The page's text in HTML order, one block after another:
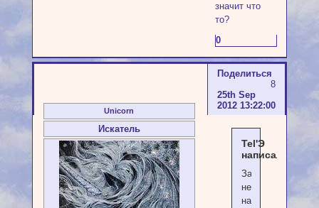
значит что
то?
0
Поделиться
8
25th Sep
2012 13:22:00
Unicorn
Искатель
Tel'Э
написал(а):
Защитник
некая
надоеда